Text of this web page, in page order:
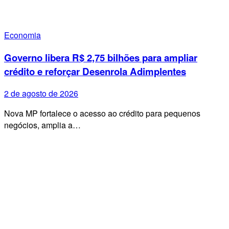
Economia
Governo libera R$ 2,75 bilhões para ampliar
crédito e reforçar Desenrola Adimplentes
2 de agosto de 2026
Nova MP fortalece o acesso ao crédito para pequenos
negócios, amplia a…